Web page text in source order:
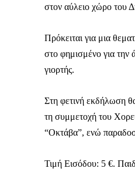
στον αύλειο χώρο του
Πρόκειται για μια
στο φημισμένο για την
γιορτής.
Στη φετινή εκδήλωση
τη συμμετοχή του
“Οκτάβα”, ενώ
Τιμή Εισόδου: 5 €.